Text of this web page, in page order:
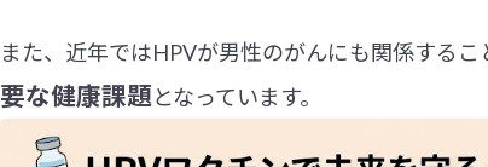
また、近年ではHPVが男性のがんにも関係するこ
要な健康課題となっています。